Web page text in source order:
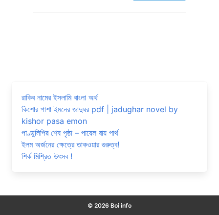
রাকিব নামের ইসলামি বাংলা অর্থ
কিশোর পাশা ইমনের জাদুঘর pdf | jadughar novel by
kishor pasa emon
পাণ্ডুলিপির শেষ পৃষ্ঠা – পায়েল রায় পার্থ
ইলম অর্জনের ক্ষেত্রে তাকওয়ার গুরুত্ব!
শির্ক মিশ্রিত উৎসব !
© 2026 Boi info